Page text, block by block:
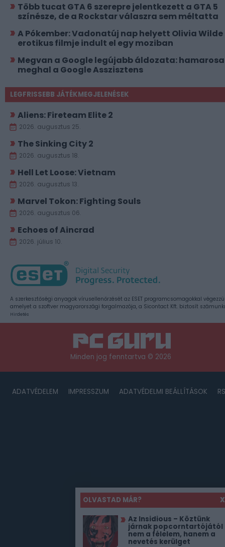
OLVASTAD MÁR?
X
Az Insidious – Köztünk
járnak popcorntartójától
nem a félelem, hanem a
nevetés kerülget
Több tucat GTA 6 szerepre jelentkezett a GTA 5
színésze, de a Rockstar válaszra sem méltatta
A Pókember: Vadonatúj nap helyett Olivia Wilde
erotikus filmje indult el egy moziban
Megvan a Google legújabb áldozata:
meghal a Google Asszisztens
LEGFRISSEBB JÁTÉKMEGJELENÉSEK
Aliens: Fireteam Elite 2
2026. augusztus 25.
The Sinking City 2
2026. augusztus 18.
Hell Let Loose: Vietnam
2026. augusztus 13.
Marvel Tokon: Fighting Souls
2026. augusztus 06.
Echoes of Aincrad
2026. július 10.
A szerkesztőségi anyagok vírusellenőrzését az ESET programcsomagokkal
amelyet a szoftver magyarországi forgalmazója, a Sicontact Kft. biztosít
Hirdetés
Minden jog fenntartva © 2026
ADATVÉDELEM IMPRESSZUM ADATVÉDELMI BEÁLLÍTÁSOK